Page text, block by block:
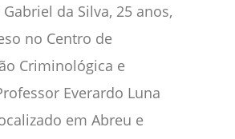
da Silva, 25 anos,
no Centro de
Criminológica e
Everardo Luna
em Abreu e